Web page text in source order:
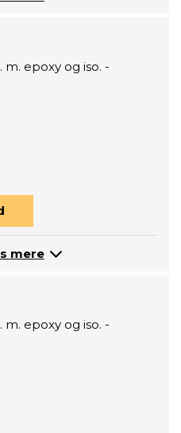
m. epoxy og iso. -
mere
m. epoxy og iso. -